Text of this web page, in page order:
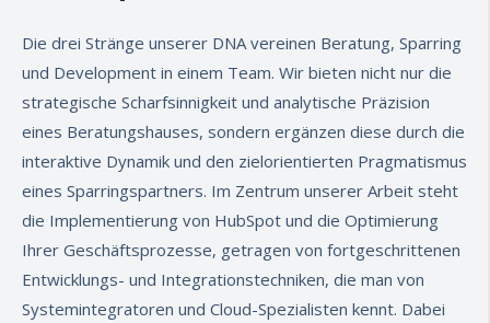
Die drei Stränge unserer DNA vereinen Beratung, Sparring
und Development in einem Team. Wir bieten nicht nur die
strategische Scharfsinnigkeit und analytische Präzision
eines Beratungshauses, sondern ergänzen diese durch die
interaktive Dynamik und den zielorientierten Pragmatismus
eines Sparringspartners. Im Zentrum unserer Arbeit steht
die Implementierung von HubSpot und die Optimierung
Ihrer Geschäftsprozesse, getragen von fortgeschrittenen
Entwicklungs- und Integrationstechniken, die man von
Systemintegratoren und Cloud-Spezialisten kennt. Dabei